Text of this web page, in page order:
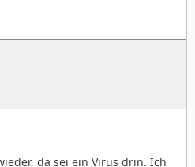
da sei ein Virus drin. Ich